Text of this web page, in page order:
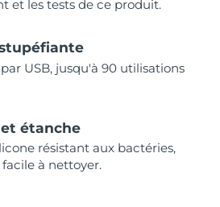
et les tests de ce produit.
USB, jusqu'à 90 utilisations
étanche
résistant aux bactéries,
facile à nettoyer.